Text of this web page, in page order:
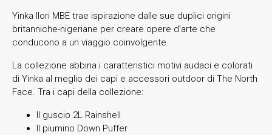
Yinka Ilori MBE trae ispirazione dalle sue duplici origini
britanniche-nigeriane per creare opere d’arte che
conducono a un viaggio coinvolgente.
La collezione abbina i caratteristici motivi audaci e colorati
di Yinka al meglio dei capi e accessori outdoor di The North
Face. Tra i capi della collezione:
Il guscio 2L Rainshell
Il piumino Down Puffer